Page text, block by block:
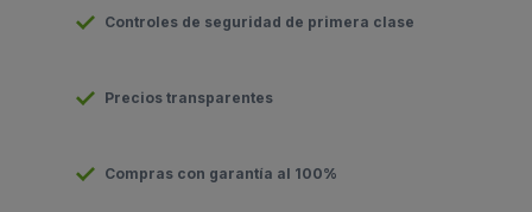
Controles de seguridad de primera clase
Precios transparentes
Compras con garantía al 100%